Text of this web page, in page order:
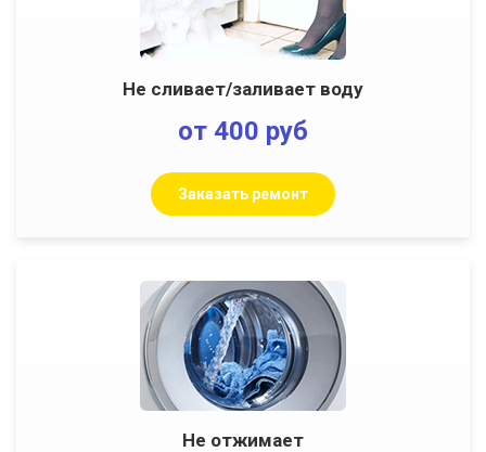
Не сливает/заливает воду
от 400 руб
Заказать ремонт
Не отжимает